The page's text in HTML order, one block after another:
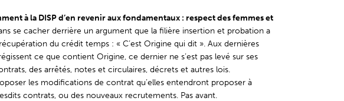
à la DISP d’en revenir aux fondamentaux : respect des femmes et
se cacher derrière un argument que la filière insertion et probation a
du crédit temps : « C’est Origine qui dit ». Aux dernières
ce que contient Origine, ce dernier ne s’est pas levé sur ses
des arrêtés, notes et circulaires, décrets et autres lois.
les modifications de contrat qu’elles entendront proposer à
contrats, ou des nouveaux recrutements. Pas avant.